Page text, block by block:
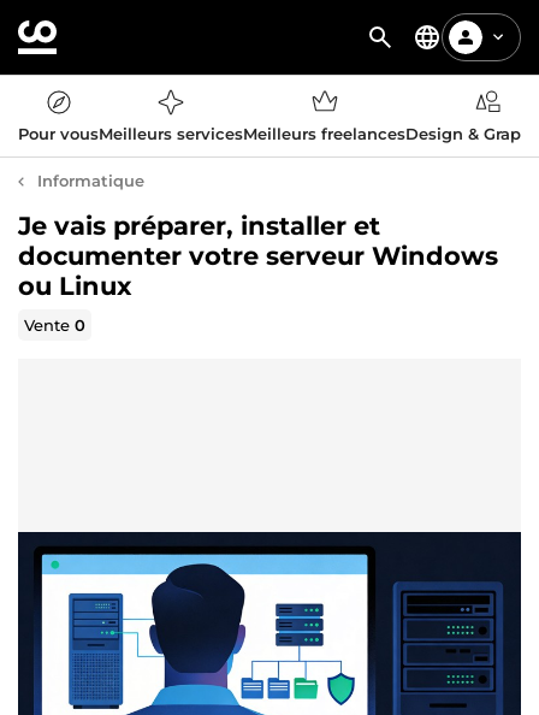
Pour vousMeilleurs servicesMeilleurs freelancesDesign &
Informatique
Je vais préparer, installer et
documenter votre serveur Windows
ou Linux
Vente0